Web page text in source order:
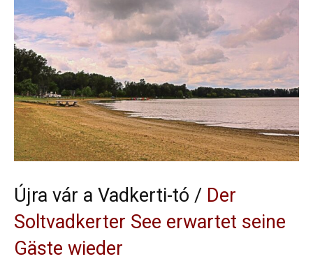
Újra vár a Vadkerti-tó / Der
Soltvadkerter See erwartet seine
Gäste wieder